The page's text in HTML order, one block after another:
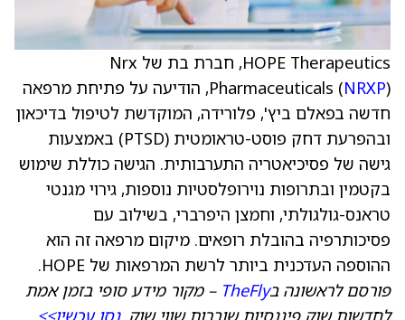
HOPE Therapeutics, חברת בת של Nrx
Pharmaceuticals (NRXP
), הודיעה על פתיחת מרפאה
חדשה בפאלם ביץ', פלורידה, המוקדשת לטיפול בדיכאון
ובהפרעת דחק פוסט-טראומטית (PTSD) באמצעות
גישה של פסיכיאטריה התערבותית. הגישה כוללת שימוש
בקטמין ובתרופות נוירופלסטיות נוספות, גירוי מגנטי
טראנס-גולגולתי, וחמצן היפרברי, בשילוב עם
פסיכותרפיה בהובלת רופאים. מיקום מרפאה זה הוא
ההוספה העדכנית ביותר לרשת המרפאות של HOPE.
פורסם לראשונה בTheFly – מקור מידע סופי בזמן אמת
לחדשות שוק פיננסיות שוברות שווי שוק.נסו עכשיו>>